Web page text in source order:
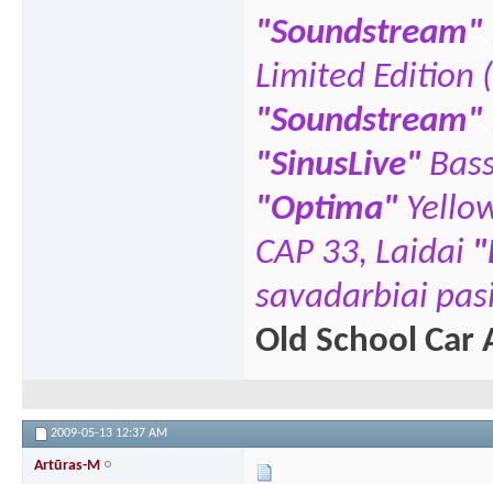
"Soundstream"
Limited Edition
"Soundstream"
"SinusLive"
"Optima"
CAP 33, Laidai
savadarbiai
Old School Car
2009-05-13 12:37 AM
Artūras-M